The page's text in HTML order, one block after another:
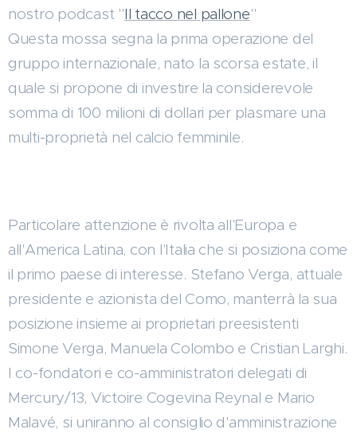
nostro podcast "Il tacco nel pallone"
Questa mossa segna la prima operazione del
gruppo internazionale, nato la scorsa estate, il
quale si propone di investire la considerevole
somma di 100 milioni di dollari per plasmare una
multi-proprietà nel calcio femminile.
Particolare attenzione è rivolta all'Europa e
all'America Latina, con l'Italia che si posiziona come
il primo paese di interesse. Stefano Verga, attuale
presidente e azionista del Como, manterrà la sua
posizione insieme ai proprietari preesistenti
Simone Verga, Manuela Colombo e Cristian Larghi.
I co-fondatori e co-amministratori delegati di
Mercury/13, Victoire Cogevina Reynal e Mario
Malavé, si uniranno al consiglio d'amministrazione